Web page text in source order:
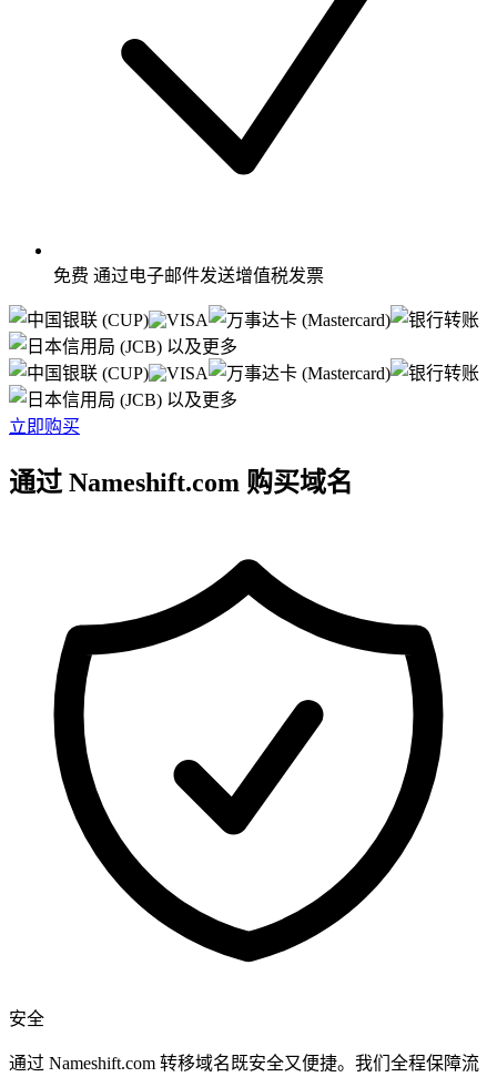
免费 通过电子邮件发送增值税发票
以及更多
以及更多
立即购买
通过 Nameshift.com 购买域名
安全
通过 Nameshift.com 转移域名既安全又便捷。我们全程保障流